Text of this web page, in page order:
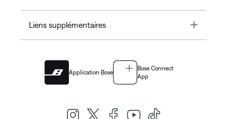
Liens supplémentaires Toggle
Application Bose
Bose Connect
App